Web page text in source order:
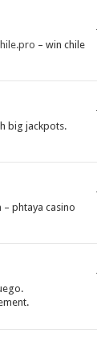
– win chile
big jackpots.
– phtaya casino